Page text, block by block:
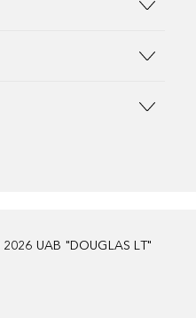
2026 UAB "DOUGLAS LT"